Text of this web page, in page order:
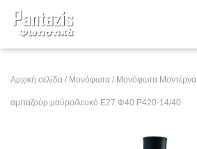
Αρχική σελίδα / Μονόφωτα / Μονόφωτα Μοντέρνα
αμπαζούρ μαύρο/λευκό Ε27 Φ40 Ρ420-14/40